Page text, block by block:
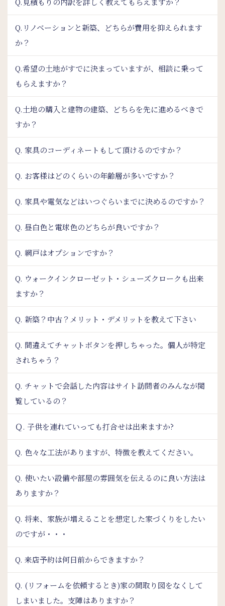
Q.リノベーションと新築、どちらが費用を抑えられます
か？
Q.希望の土地がすでに決まっていますが、相談に乗って
もらえますか？
Q.土地の購入と建物の建築、どちらを先に進めるべきで
すか？
Q. 家具のコーディネートもして頂けるのですか？
Q. お客様はどのくらいの年齢層が多いですか？
Q. 家具や電気などはいつぐらいまでに決めるのですか？
Q. 昼白色と電球色のどちらが良いですか？
Q. 網戸はオプションですか？
Q. ウォークインクローゼット・シューズクロークも出来
ますか？
Q. 新築？中古？メリット・デメリットを教えて下さい
Q. 間違えてチャットボタンを押しちゃった。個人が特定
されちゃう？
Q. チャットで会話した内容はサイト訪問者のみんなが閲
覧しているの？
Ｑ. 子供を連れていっても打合せは出来ますか?
Q. 色々な工法がありますが、特徴を教えてください。
Q. 使いたい設備や部屋の雰囲気を伝えるのに良い方法は
ありますか？
Q. 将来、家族が増えることを想定した家づくりをしたい
のですが・・・
Q. 来店予約は何日前からできますか？
Q. (リフォームを依頼するとき)家の間取り図をなくして
しまいました。支障はありますか？